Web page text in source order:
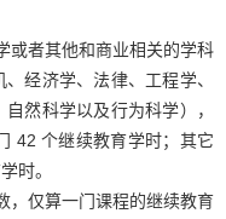
或者其他和商业相关的学科
经济学、法律、工程学、
然科学以及行为科学），
42 个继续教育学时；其它
时。
，仅算一门课程的继续教育